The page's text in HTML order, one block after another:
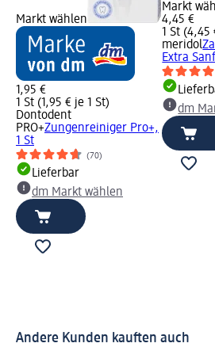
Markt wählen
1,95 €
1 St (1,95 € je 1 St)
Dontodent
PRO+Zungenreiniger Pro+,
1 St
(70)
Lieferbar
dm Markt wählen
Markt
4,45 €
1 St (4,45
meridol
Extra
dm
Andere Kunden kauften auch